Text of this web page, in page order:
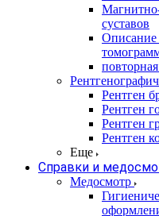
суставов
Описание
Рентген
Рентген
Рентген
Рентген
Еще
Справки и
Медосмотр